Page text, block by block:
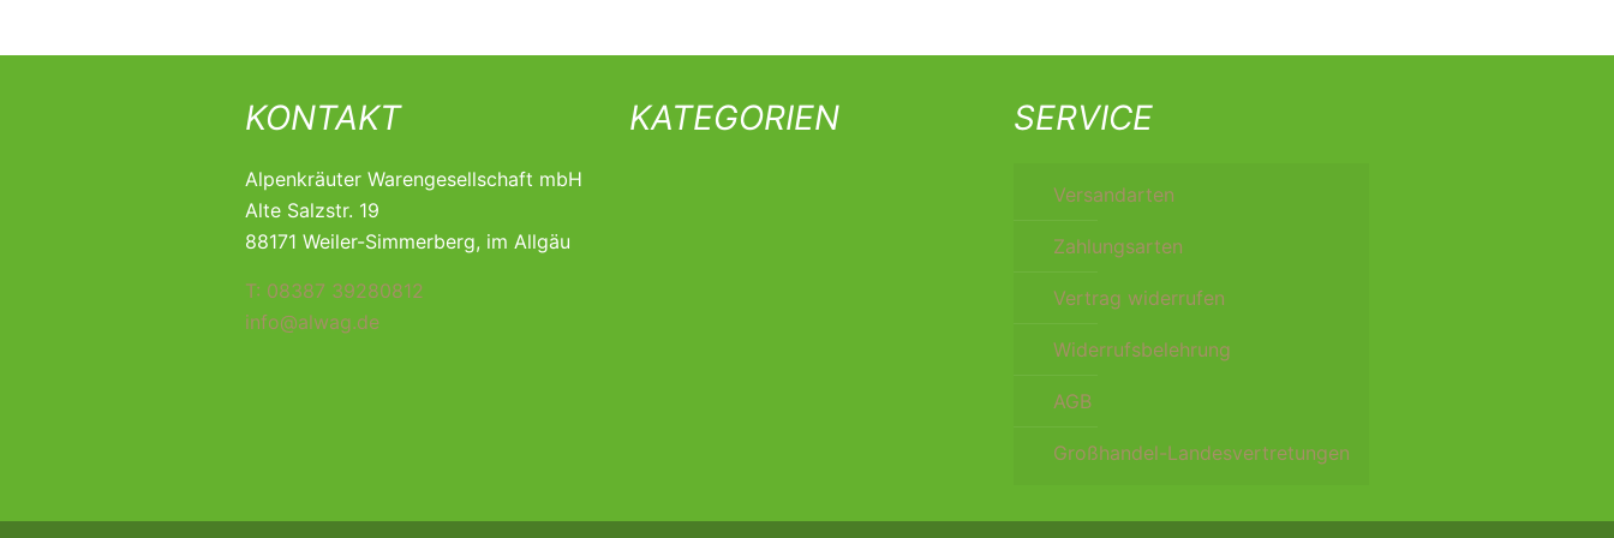
KONTAKT
Alpenkräuter Warengesellschaft mbH
Alte Salzstr. 19
88171 Weiler-Simmerberg, im Allgäu
T: 08387 39280812
info@alwag.de
KATEGORIEN SERVICE
Versandarten
Zahlungsarten
Vertrag widerrufen
Widerrufsbelehrung
AGB
Großhandel-Landesvertretungen